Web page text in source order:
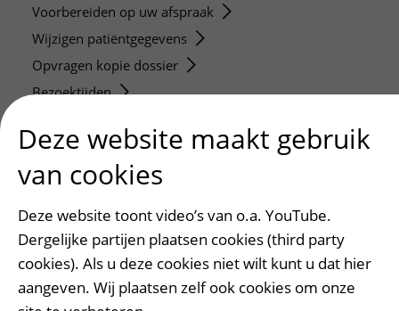
Voorbereiden op uw afspraak
Wijzigen patiëntgegevens
Opvragen kopie dossier
Bezoektijden
Onderwijs en onderzoek
Onze opleidingen
De Nieuwe Utrechtse School
Stage en opleidingsplaatsen
Research
Strategic programs
Research groups
Deze website maakt gebruik
van cookies
Deze website toont video’s van o.a. YouTube.
Dergelijke partijen plaatsen cookies (third party
cookies). Als u deze cookies niet wilt kunt u dat hier
aangeven. Wij plaatsen zelf ook cookies om onze